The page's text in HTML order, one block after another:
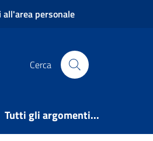
all'area personale
Cerca
Tutti gli argomenti...